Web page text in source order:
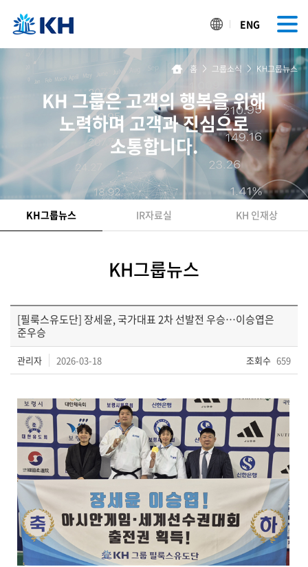
ENG
KH 그룹은 고객의 행복을 위해
노력하며 고객과 진심으로
소통합니다.
KH그룹뉴스 IR자료실 KH 인재상
홈 > 그룹소식 > KH그룹뉴스
KH그룹뉴스
[필룩스유도단] 장세윤, 국가대표 2차 선발전 우승…이승엽은
준우승
관리자 2026-03-18 조회수 659